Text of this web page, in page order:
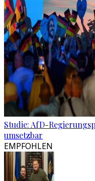
Studie: AfD-
umsetzbar
EMPFOHLEN